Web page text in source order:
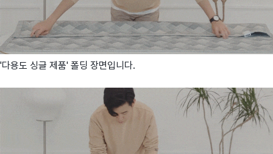
'다용도 싱글 제품' 폴딩 장면입니다.